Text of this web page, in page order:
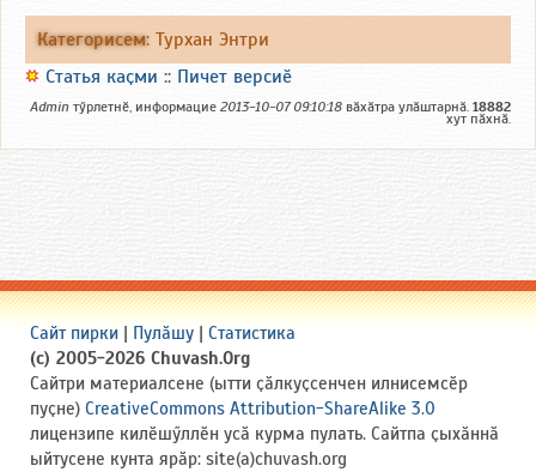
Категорисем: Турхан Энтри
Статья каҫми :: Пичет версиӗ
Admin тӳрлетнӗ, информацие 2013-10-07 09:10:18 вӑхӑтра улӑштарнӑ. 18882
хут пӑхнӑ.
Сайт пирки | Пулӑшу | Статистика
(c) 2005-2026 Chuvash.Org
Сайтри материалсене (ытти ҫӑлкуҫсенчен илнисемсӗр
пуҫне) CreativeCommons Attribution-ShareAlike 3.0
лицензипе килӗшӳллӗн усӑ курма пулать. Сайтпа ҫыхӑннӑ
ыйтусене кунта ярӑр: site(a)chuvash.org